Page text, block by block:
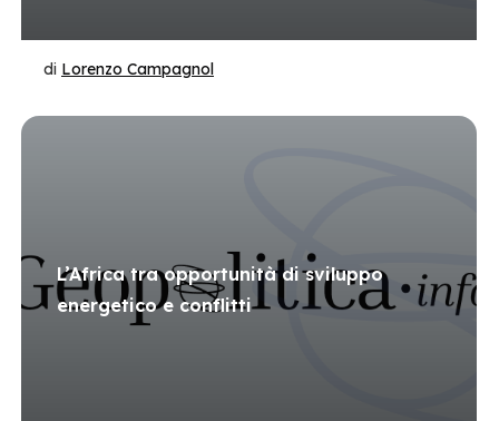
di Lorenzo Campagnol
L’Africa tra opportunità di sviluppo
energetico e conflitti